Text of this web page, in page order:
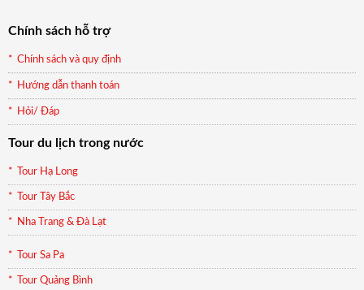
Chính sách hỗ trợ
Chính sách và quy định
Hướng dẫn thanh toán
Hỏi/ Đáp
Tour du lịch trong nước
Tour Hạ Long
Tour Tây Bắc
Nha Trang & Đà Lạt
Tour Sa Pa
Tour Quảng Bình